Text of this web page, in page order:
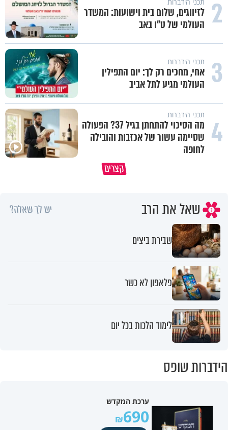
2 לזיווגים, שלום בית וישועות: המשדר
העולמי של ט"ו באב
3 תכני הידברות
אחי, מחכים רק לך: יום התפילין
העולמי מגיע לתל אביב
4 תכני הידברות
מה הסיכוי להתחתן בגיל 37? הפעולה
שסיימה עשור של אכזבות והובילה
לחופה
קצרים
שאל את הרב יש לך שאלה?
שבירת ביצים
פלאפון לא כשר
לימוד הלכות בכל יום
הידברות שופס
ערכת המקדש
690